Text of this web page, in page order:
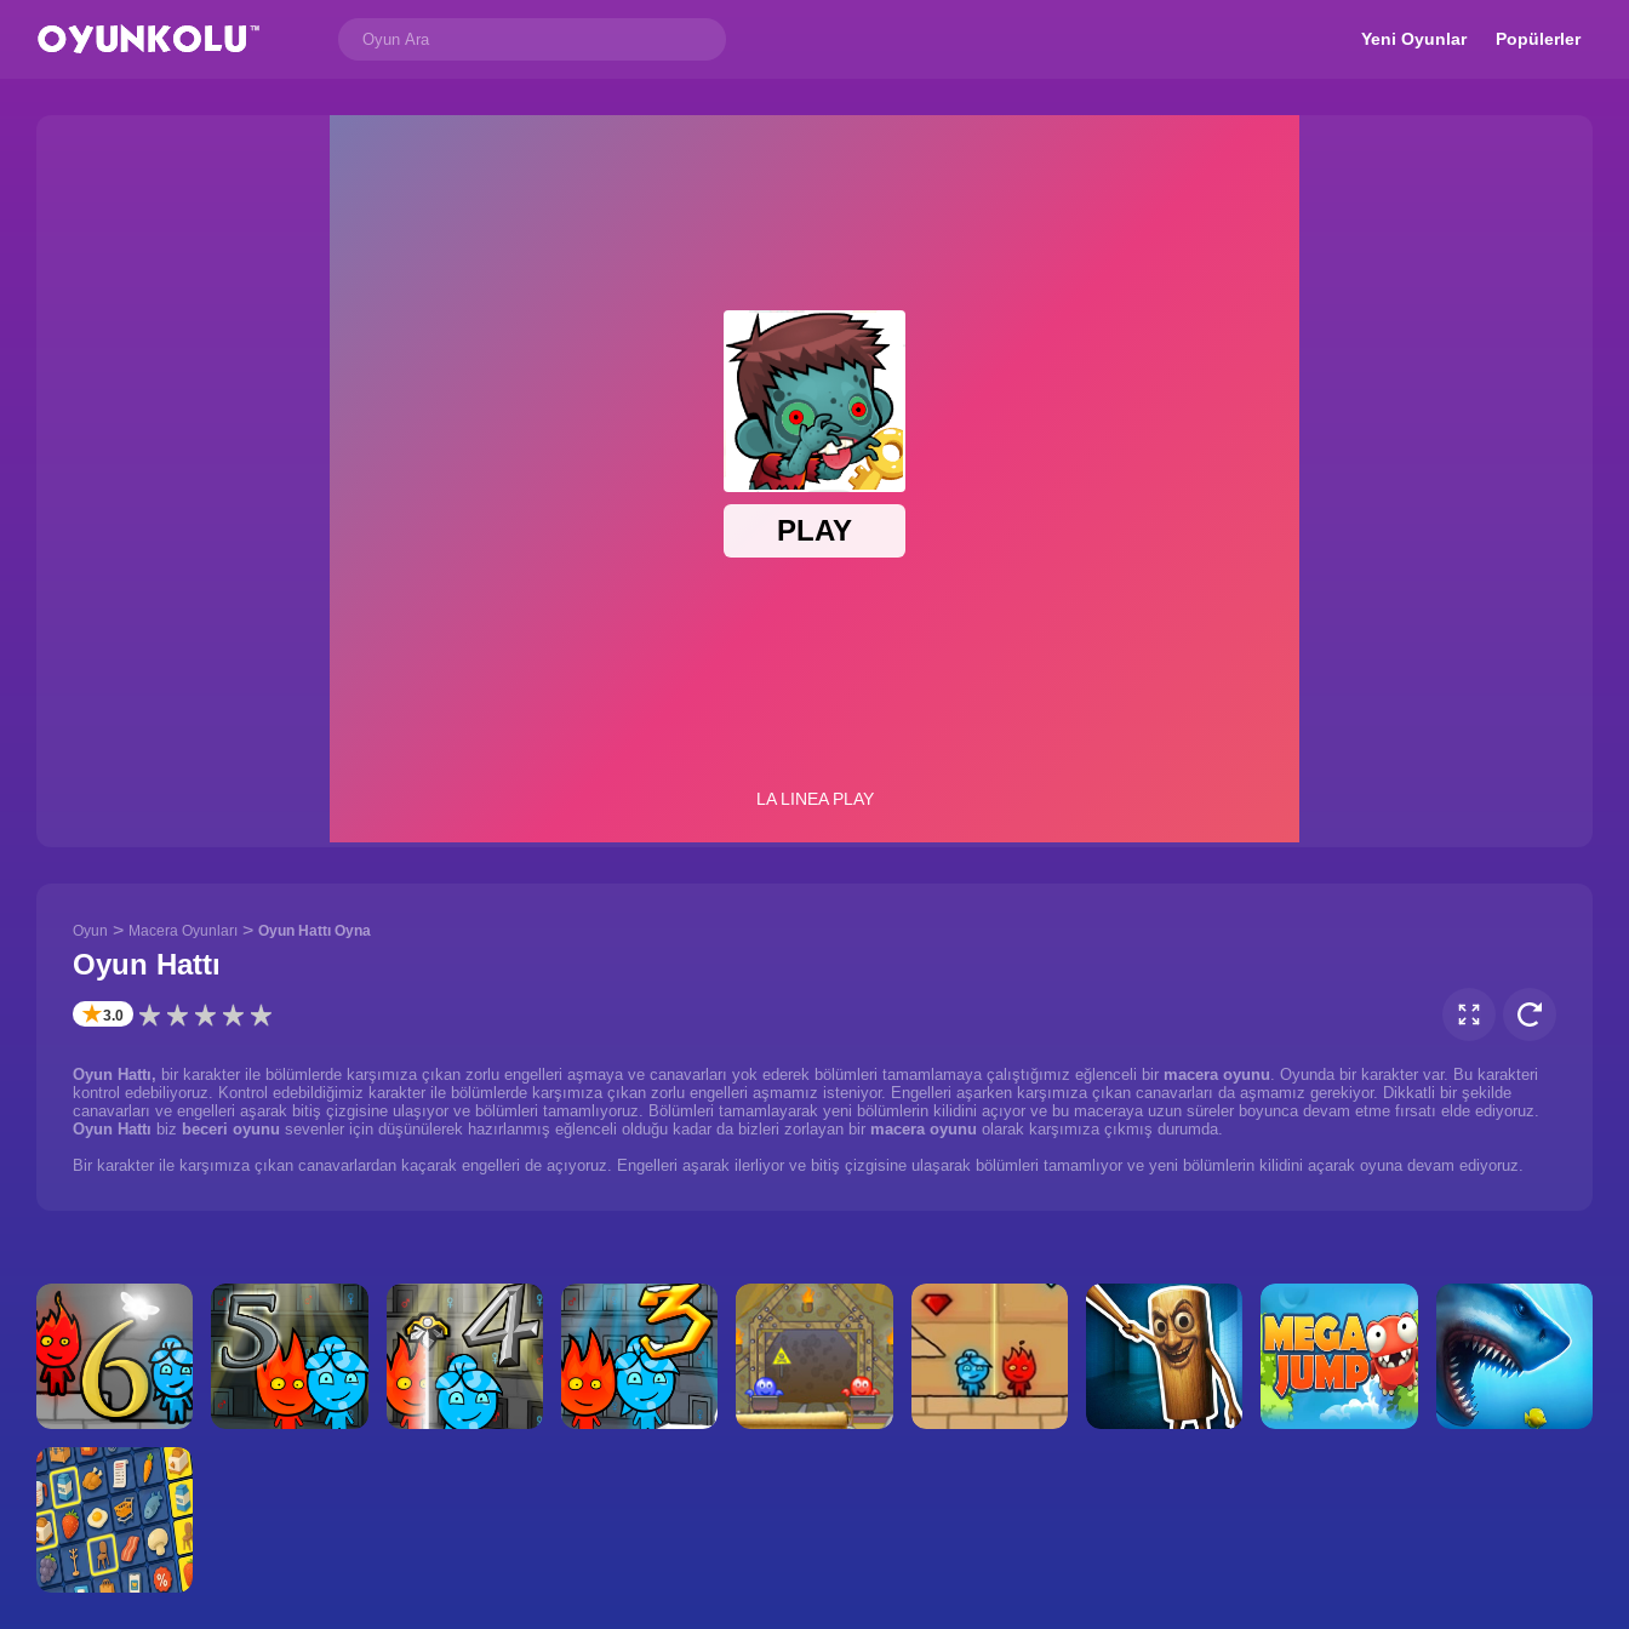
Yeni Oyunlar Popülerler
Oyun > Macera Oyunları > Oyun Hattı Oyna
Oyun Hattı
✭3.0
Oyun Hattı, bir karakter ile bölümlerde karşımıza çıkan zorlu engelleri aşmaya ve canavarları yok ederek bölümleri tamamlamaya çalıştığımız eğlenceli bir macera oyunu. Oyunda bir karakter var. Bu karakteri
kontrol edebiliyoruz. Kontrol edebildiğimiz karakter ile bölümlerde karşımıza çıkan zorlu engelleri aşmamız isteniyor. Engelleri aşarken karşımıza çıkan canavarları da aşmamız gerekiyor. Dikkatli bir şekilde
canavarları ve engelleri aşarak bitiş çizgisine ulaşıyor ve bölümleri tamamlıyoruz. Bölümleri tamamlayarak yeni bölümlerin kilidini açıyor ve bu maceraya uzun süreler boyunca devam etme fırsatı elde ediyoruz.
Oyun Hattı biz beceri oyunu sevenler için düşünülerek hazırlanmış eğlenceli olduğu kadar da bizleri zorlayan bir macera oyunu olarak karşımıza çıkmış durumda.
Bir karakter ile karşımıza çıkan canavarlardan kaçarak engelleri de açıyoruz. Engelleri aşarak ilerliyor ve bitiş çizgisine ulaşarak bölümleri tamamlıyor ve yeni bölümlerin kilidini açarak oyuna devam ediyoruz.